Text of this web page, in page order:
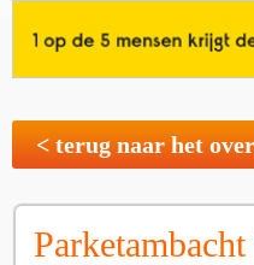
< terug naar het